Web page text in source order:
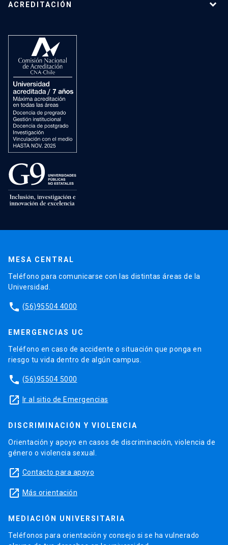
ACREDITACIÓN
MESA CENTRAL
Teléfono para comunicarse con las distintas áreas de la
Universidad.
phone (56)95504 4000
EMERGENCIAS UC
Teléfono en caso de accidente o situación que ponga en
riesgo tu vida dentro de algún campus.
phone (56)95504 5000
launch Ir al sitio de Emergencias
DISCRIMINACIÓN Y VIOLENCIA
Orientación y apoyo en casos de discriminación, violencia de
género o violencia sexual.
launch Contacto para apoyo
launch Más orientación
MEDIACIÓN UNIVERSITARIA
Teléfonos para orientación y consejo si se ha vulnerado